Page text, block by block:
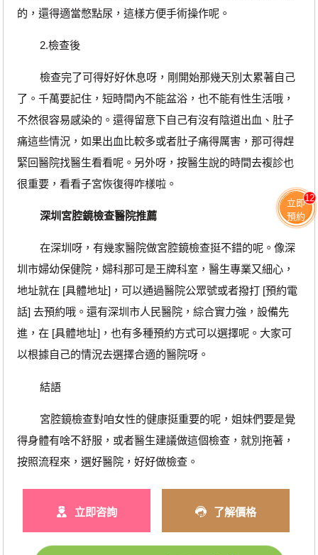
的，還得適當憋點尿，這樣方便手術操作呢。
2.檢查後
檢查完了可得好好休息呀，剛開始那幾天別太累著自己
了。千萬要記住，短時間內不能盆浴，也不能有性生活哦，
不然很容易感染的。還得留意下自己有沒有陰道出血、肚子
痛這些情況，如果出血比較多或者肚子痛得厲害，那可得趕
緊回醫院找醫生看看呢。另外呀，按醫生說的時間去複診也
很重要，看看子宮恢復得咋樣啦。
深圳宮腔鏡檢查醫院推薦
在深圳呀，有幾家醫院做宮腔鏡檢查挺不錯的呢。像深
圳市婦幼保健院，婦科那可是王牌科室，醫生專業又細心，
地址就在 [具體地址]，可以通過醫院公眾號或者撥打 [預約電
話] 去預約哦。還有深圳市人民醫院，綜合實力強，設備先
進，在 [具體地址]，也有多種預約方式可以選擇呢。大家可
以根據自己的情況去選擇合適的醫院呀。
結語
宮腔鏡檢查對咱女性的健康挺重要的呢，姐妹們要是覺
得身體有啥不舒服，或者醫生建議做這個檢查，就別拖著，
按照流程來，選好醫院，好好做檢查。
立即咨詢 了解價格
立即
預約
12